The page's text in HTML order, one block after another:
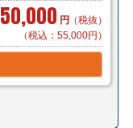
50,000 円 （税抜）
（税込：55,000円）